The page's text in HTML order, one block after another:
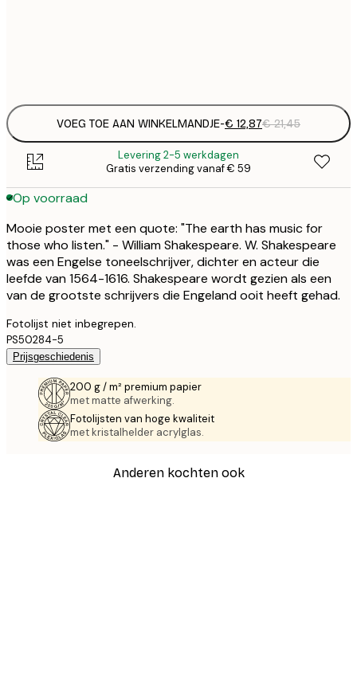
VOEG TOE AAN WINKELMANDJE-€ 12,87€ 21,45
Levering 2-5 werkdagen
Gratis verzending vanaf € 59
Op voorraad
Mooie poster met een quote: "The earth has music for
those who listen." - William Shakespeare. W. Shakespeare
was een Engelse toneelschrijver, dichter en acteur die
leefde van 1564-1616. Shakespeare wordt gezien als een
van de grootste schrijvers die Engeland ooit heeft gehad.
Fotolijst niet inbegrepen.
PS50284-5
Prijsgeschiedenis
200 g / m² premium papier
met matte afwerking.
Fotolijsten van hoge kwaliteit
met kristalhelder acrylglas.
Anderen kochten ook